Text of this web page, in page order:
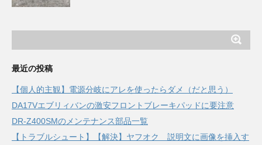
最近の投稿
【個人的主観】電源分岐にアレを使ったらダメ（だと思う）
DA17Vエブリィバンの激安フロントブレーキパッドに要注意
DR-Z400SMのメンテナンス部品一覧
【トラブルシュート】【解決】ヤフオク 説明文に画像を挿入す